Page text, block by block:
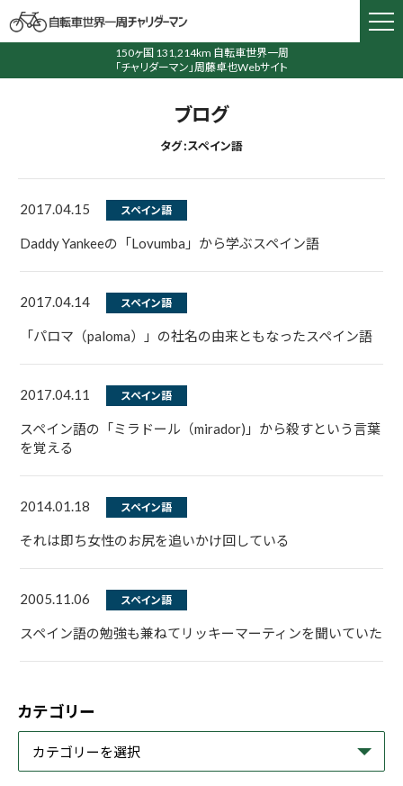
150ヶ国 131,214km 自転車世界一周
「チャリダーマン」周藤卓也Webサイト
ブログ
タグ : スペイン語
2017.04.15 スペイン語
Daddy Yankeeの「Lovumba」から学ぶスペイン語
2017.04.14 スペイン語
「パロマ（paloma）」の社名の由来ともなったスペイン語
2017.04.11 スペイン語
スペイン語の「ミラドール（mirador)」から殺すという言葉
を覚える
2014.01.18 スペイン語
それは即ち女性のお尻を追いかけ回している
2005.11.06 スペイン語
スペイン語の勉強も兼ねてリッキーマーティンを聞いていた
カテゴリー